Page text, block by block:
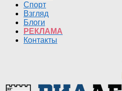
Спорт
Взгляд
Блоги
РЕКЛАМА
Контакты